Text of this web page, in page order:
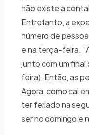
não existe a
Entretanto, a
número de
e na terça-feira.
junto com um final
feira). Então, as
Agora, como cai
ter feriado na
ser no domingo e